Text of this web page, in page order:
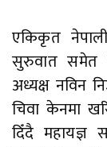
एकिकृत
सुरुवात समेत
अध्यक्ष नविन
चिवा केनमा
दिँदै महायज्ञ